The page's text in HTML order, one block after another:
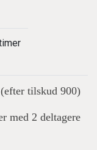
tilskud 900)
med 2 deltagere